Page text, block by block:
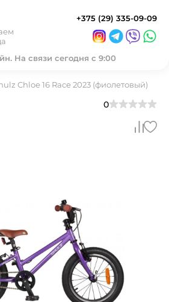
+375 (29) 335-09-09
На связи сегодня с 9:00
Chloe 16 Race 2023 (фиолетовый)
0